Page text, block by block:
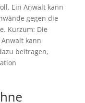
Ein Anwalt kann
gegen die
Kurzum: Die
kann
beitragen,